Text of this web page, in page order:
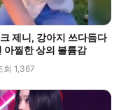
제니, 강아지 쓰다듬다
아찔한 상의 볼륨감
회 1,367